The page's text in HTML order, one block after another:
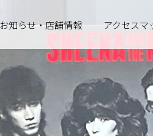
お知らせ・店舗情報 アクセスマ